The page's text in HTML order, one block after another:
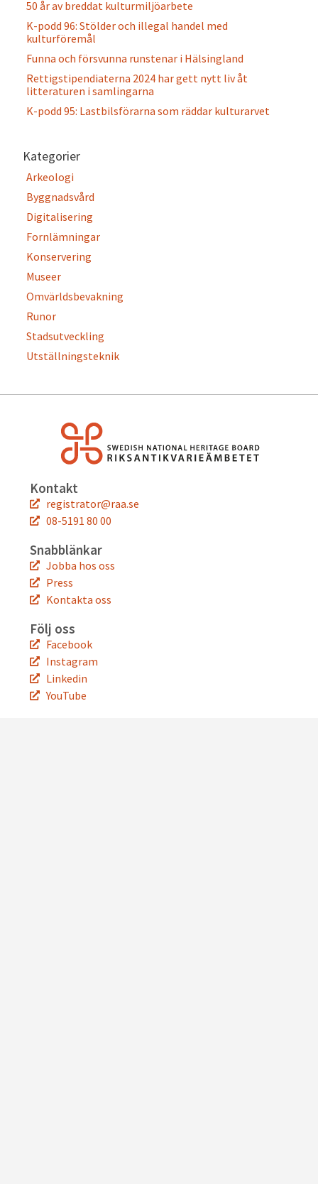
50 år av breddat kulturmiljöarbete
K-podd 96: Stölder och illegal handel med
kulturföremål
Funna och försvunna runstenar i Hälsingland
Rettigstipendiaterna 2024 har gett nytt liv åt
litteraturen i samlingarna
K-podd 95: Lastbilsförarna som räddar kulturarvet
Kategorier
Arkeologi
Byggnadsvård
Digitalisering
Fornlämningar
Konservering
Museer
Omvärldsbevakning
Runor
Stadsutveckling
Utställningsteknik
Kontakt
registrator@raa.se
08-5191 80 00
Snabblänkar
Jobba hos oss
Press
Kontakta oss
Följ oss
Facebook
Instagram
Linkedin
YouTube